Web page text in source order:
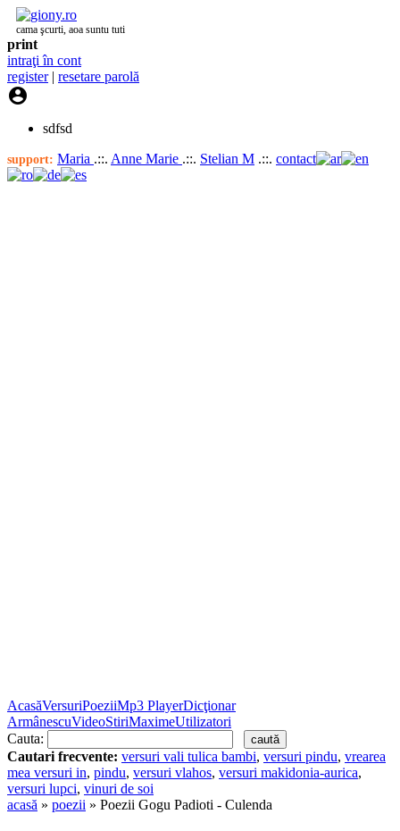
cama şcurti, aoa suntu tuti
print
intraţi în cont
register| resetare parolă

sdfsd
support: Maria .::. Anne Marie .::. Stelian M .::. contact
AcasăVersuriPoeziiMp3 PlayerDicţionar
ArmânescuVideoStiriMaximeUtilizatori
Cauta:
Cautari frecvente: versuri vali tulica bambi, versuri pindu, vrearea
mea versuri in, pindu, versuri vlahos, versuri makidonia-aurica,
versuri lupci, vinuri de soi
acasă » poezii » Poezii Gogu Padioti - Culenda